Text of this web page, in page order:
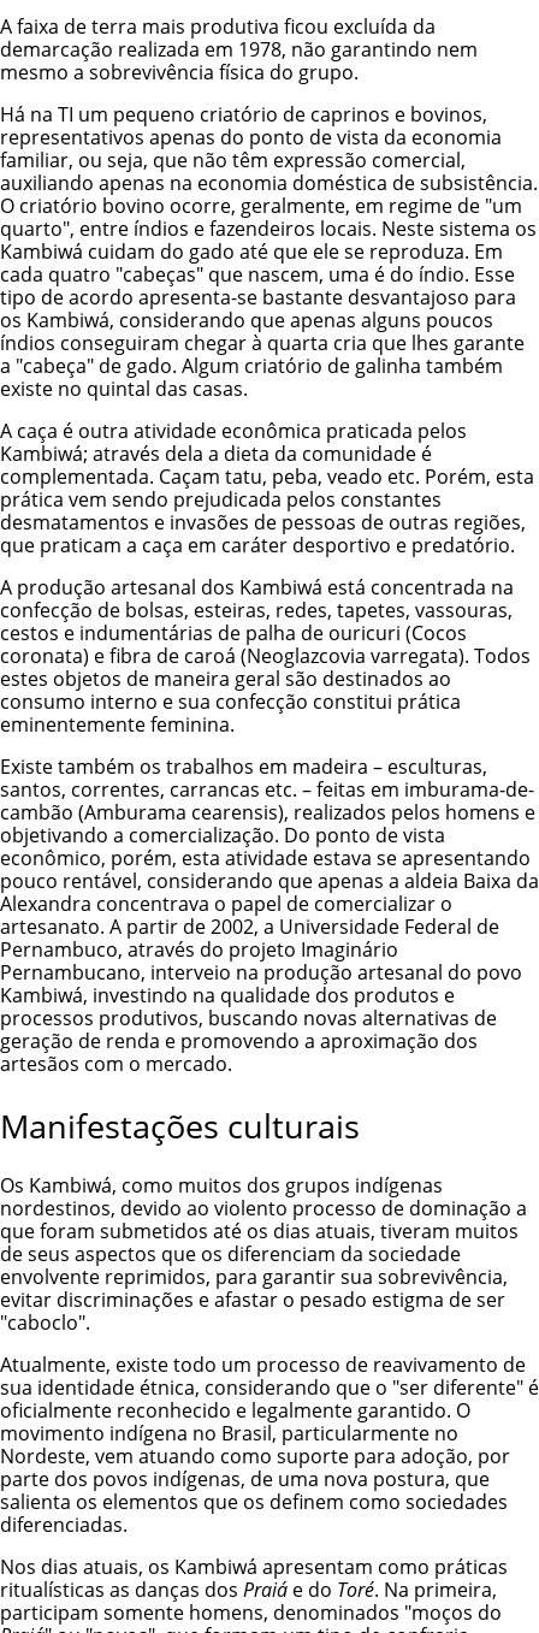
A faixa de terra mais produtiva ficou excluída da
demarcação realizada em 1978, não garantindo nem
mesmo a sobrevivência física do grupo.
Há na TI um pequeno criatório de caprinos e bovinos,
representativos apenas do ponto de vista da economia
familiar, ou seja, que não têm expressão comercial,
auxiliando apenas na economia doméstica de subsistência.
O criatório bovino ocorre, geralmente, em regime de "um
quarto", entre índios e fazendeiros locais. Neste sistema os
Kambiwá cuidam do gado até que ele se reproduza. Em
cada quatro "cabeças" que nascem, uma é do índio. Esse
tipo de acordo apresenta-se bastante desvantajoso para
os Kambiwá, considerando que apenas alguns poucos
índios conseguiram chegar à quarta cria que lhes garante
a "cabeça" de gado. Algum criatório de galinha também
existe no quintal das casas.
A caça é outra atividade econômica praticada pelos
Kambiwá; através dela a dieta da comunidade é
complementada. Caçam tatu, peba, veado etc. Porém, esta
prática vem sendo prejudicada pelos constantes
desmatamentos e invasões de pessoas de outras regiões,
que praticam a caça em caráter desportivo e predatório.
A produção artesanal dos Kambiwá está concentrada na
confecção de bolsas, esteiras, redes, tapetes, vassouras,
cestos e indumentárias de palha de ouricuri (Cocos
coronata) e fibra de caroá (Neoglazcovia varregata). Todos
estes objetos de maneira geral são destinados ao
consumo interno e sua confecção constitui prática
eminentemente feminina.
Existe também os trabalhos em madeira – esculturas,
santos, correntes, carrancas etc. – feitas em imburama-de-
cambão (Amburama cearensis), realizados pelos homens e
objetivando a comercialização. Do ponto de vista
econômico, porém, esta atividade estava se apresentando
pouco rentável, considerando que apenas a aldeia Baixa da
Alexandra concentrava o papel de comercializar o
artesanato. A partir de 2002, a Universidade Federal de
Pernambuco, através do projeto Imaginário
Pernambucano, interveio na produção artesanal do povo
Kambiwá, investindo na qualidade dos produtos e
processos produtivos, buscando novas alternativas de
geração de renda e promovendo a aproximação dos
artesãos com o mercado.
Manifestações culturais
Os Kambiwá, como muitos dos grupos indígenas
nordestinos, devido ao violento processo de dominação a
que foram submetidos até os dias atuais, tiveram muitos
de seus aspectos que os diferenciam da sociedade
envolvente reprimidos, para garantir sua sobrevivência,
evitar discriminações e afastar o pesado estigma de ser
"caboclo".
Atualmente, existe todo um processo de reavivamento de
sua identidade étnica, considerando que o "ser diferente" é
oficialmente reconhecido e legalmente garantido. O
movimento indígena no Brasil, particularmente no
Nordeste, vem atuando como suporte para adoção, por
parte dos povos indígenas, de uma nova postura, que
salienta os elementos que os definem como sociedades
diferenciadas.
Nos dias atuais, os Kambiwá apresentam como práticas
ritualísticas as danças dos Praiá e do Toré. Na primeira,
participam somente homens, denominados "moços do